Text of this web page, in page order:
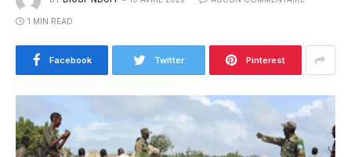
1 MIN READ
Facebook Twitter Pinterest